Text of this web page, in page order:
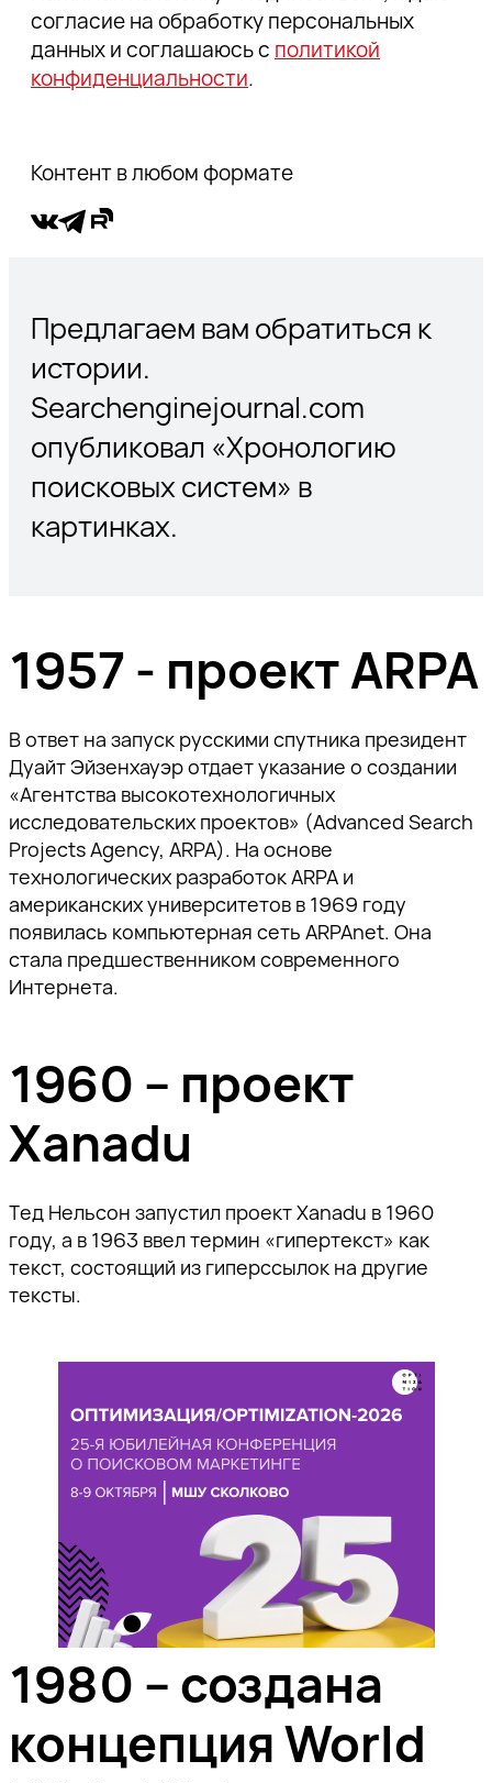
Предлагаем вам обратиться к
истории.
Searchenginejournal.com
опубликовал «Хронологию
поисковых систем» в
картинках.
1957 - проект ARPA
В ответ на запуск русскими спутника президент
Дуайт Эйзенхауэр отдает указание о создании
«Агентства высокотехнологичных
исследовательских проектов» (Advanced Search
Projects Agency, ARPA). На основе
технологических разработок ARPA и
американских университетов в 1969 году
появилась компьютерная сеть ARPAnet. Она
стала предшественником современного
Интернета.
1960 – проект
Xanadu
Тед Нельсон запустил проект Xanadu в 1960
году, а в 1963 ввел термин «гипертекст» как
текст, состоящий из гиперссылок на другие
тексты.
1980 – создана
концепция World
2000 – Google AdWords
2000 – Google на Yahoo!
2003 – Google AdSense
2006 – Google Sitemaps.
2010 – Google Caffeine
Рекомендуем прочесть
согласие на обработку персональных
данных и соглашаюсь с политикой
конфиденциальности.
Контент в любом формате